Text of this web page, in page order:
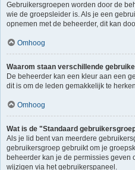
Gebruikersgroepen worden door de
wie de groepsleider is. Als je een
opnemen met de beheerder, dit kan
Omhoog
Waarom staan verschillende
De beheerder kan een kleur aan een
dit is om de leden gemakkelijk te
Omhoog
Wat is de "Standaard
Als je lid bent van meerdere
gebruikersgroep gebruikt om je
beheerder kan je de permissies geven
wijzigen via het gebruikerspaneel.